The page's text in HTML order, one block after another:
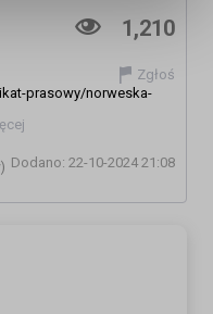
1,210
Zgłoś
prasowy/norweska-
zarejestrowanym-
norwegii/w-norwegii-na-
uslugi/
flere-med-adhd-borte-
Dodano: 22-10-2024 21:08